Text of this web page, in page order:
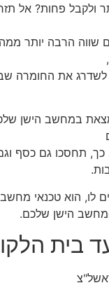
ולקבל פחות? אל
שווה הרבה יותר
לשדרג את החומרה
במחשב הישן
תחסכו גם כסף
לו, הוא טכנאי
הישן שלכם.
בית